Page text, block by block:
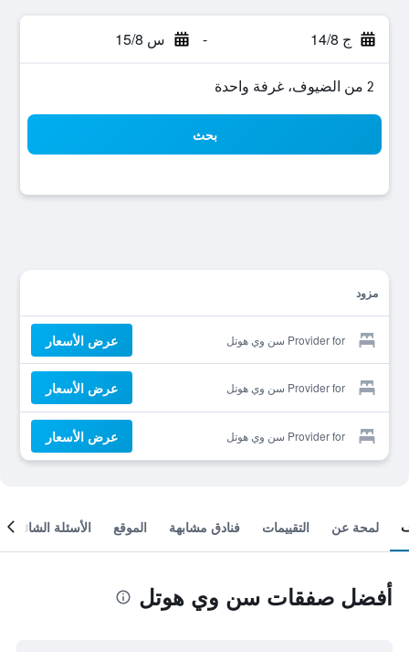
ج 14/8 - س 15/8
2 من الضيوف، غرفة واحدة
بحث
مزود
Provider for سن وي هوتل عرض الأسعار
Provider for سن وي هوتل عرض الأسعار
Provider for سن وي هوتل عرض الأسعار
لمحة عن التقييمات فنادق مشابهة الموقع الأسئلة الشائعة
أفضل صفقات سن وي هوتل